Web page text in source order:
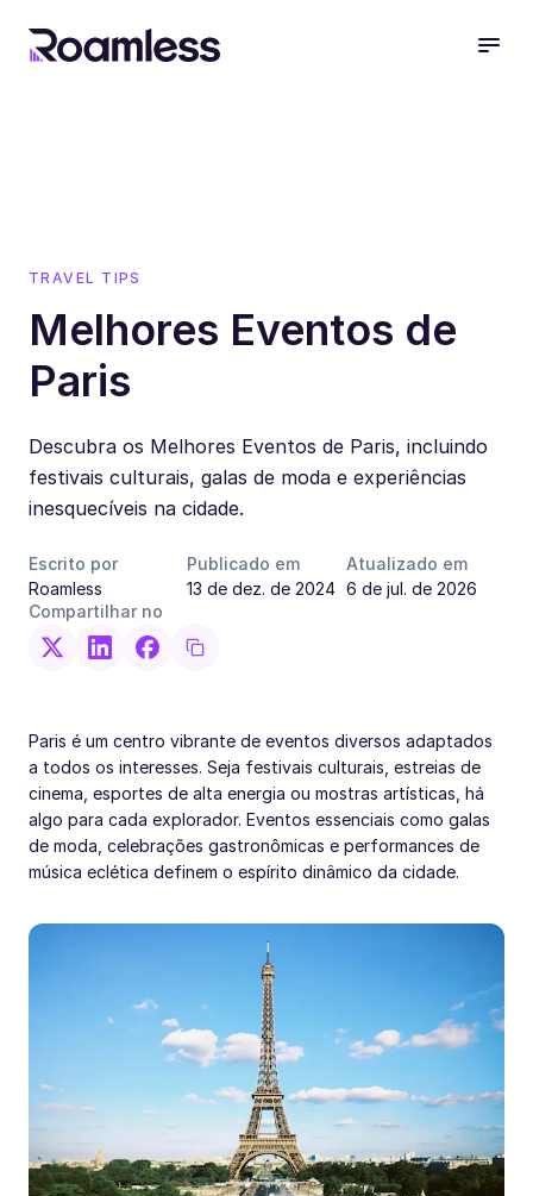
TRAVEL TIPS
Melhores Eventos de
Paris
Descubra os Melhores Eventos de Paris, incluindo
festivais culturais, galas de moda e experiências
inesquecíveis na cidade.
Escrito por
Roamless
Publicado em
13 de dez. de 2024
Atualizado em
6 de jul. de 2026
Compartilhar no
Paris é um centro vibrante de eventos diversos adaptados
a todos os interesses. Seja festivais culturais, estreias de
cinema, esportes de alta energia ou mostras artísticas, há
algo para cada explorador. Eventos essenciais como galas
de moda, celebrações gastronômicas e performances de
música eclética definem o espírito dinâmico da cidade.